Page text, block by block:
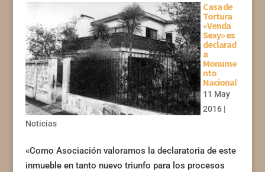
Casa de
Tortura
«Venda
Sexy» es
declarad
a
Monume
nto
Nacional
11 May
2016|
Noticias
«Como Asociación valoramos la declaratoria de este
inmueble en tanto nuevo triunfo para los procesos